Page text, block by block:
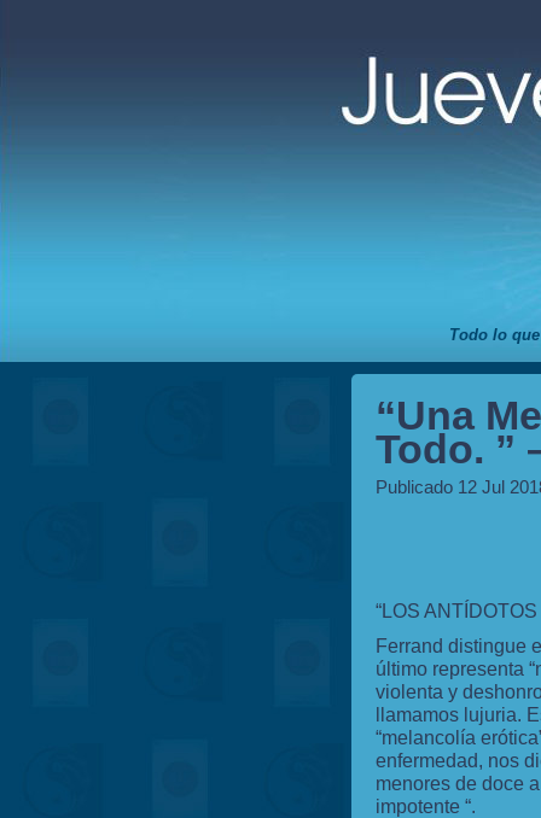
Todo lo
“Una
Todo. ”
Publicado 12 Jul
“LOS
Ferrand distingue
último representa
violenta y
llamamos lujuria.
“melancolía
enfermedad, nos
menores de doce
impotente “.